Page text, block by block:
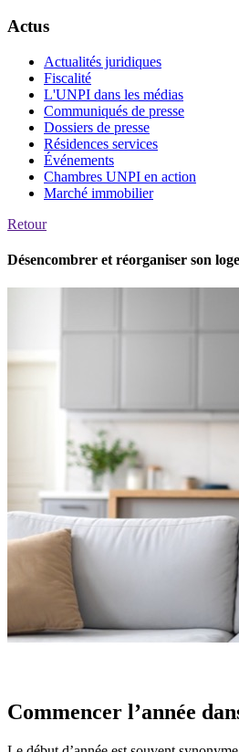
Actus
Actualités juridiques
Fiscalité
L'UNPI dans les médias
Communiqués de presse
Dossiers de presse
Résidences services
Événements
Chambres UNPI en action
Marché immobilier
Retour
Désencombrer et réorganiser son
Commencer l’année